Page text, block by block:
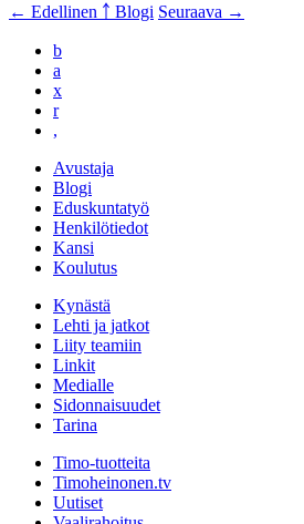
← Edellinen ￪ Blogi Seuraava →
b
a
x
r
,
Avustaja
Blogi
Eduskuntatyö
Henkilötiedot
Kansi
Koulutus
Kynästä
Lehti ja jatkot
Liity teamiin
Linkit
Medialle
Sidonnaisuudet
Tarina
Timo-tuotteita
Timoheinonen.tv
Uutiset